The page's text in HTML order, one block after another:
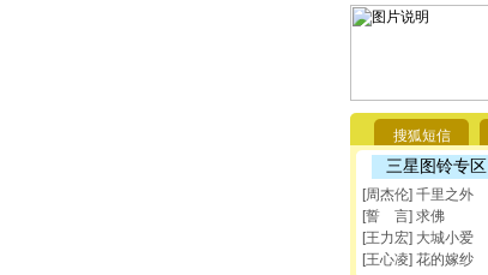
搜狐短信
三星图铃专区
[周杰伦] 千里之外
[誓 言] 求佛
[王力宏] 大城小爱
[王心凌] 花的嫁纱